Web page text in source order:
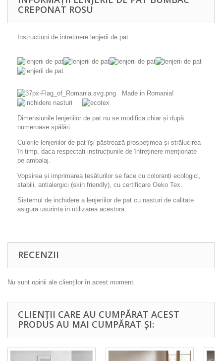
CREPONAT ROSU
Instructiuni de intretinere lenjerii de pat:
Made in Romania!
Dimensiunile lenjeriilor de pat nu se modifica chiar și după
numeroase spălări.
Culorile lenjeriilor de pat își păstrează prospețimea și strălucirea
în timp, daca respectati instrucțiunile de întreținere menționate
pe ambalaj.
Vopsirea și imprimarea țesăturilor se face cu coloranți ecologici,
stabili, antialergici (skin friendly), cu certificare Oeko Tex.
Sistemul de inchidere a lenjeriilor de pat cu nasturi de calitate
asigura usurinta in utilizarea acestora.
RECENZII
Nu sunt opinii ale clienților în acest moment.
CLIENȚII CARE AU CUMPĂRAT ACEST
PRODUS AU MAI CUMPĂRAT ȘI: